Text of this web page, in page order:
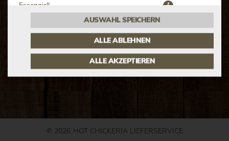
Essenziell
AUSWAHL SPEICHERN
ALLE ABLEHNEN
ALLE AKZEPTIEREN
JETZT BESTELLEN
© 2026 HOT CHICKERIA LIEFERSERVICE